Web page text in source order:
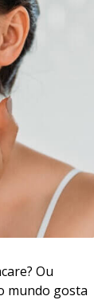
Ou
mundo gosta